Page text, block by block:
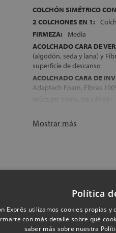
COLCHÓN SIMÉTRICO
2 COLCHONES EN 1:
FIRMEZA:
Media
ACOLCHADO CARA DE
(algodón, seda y lana) y
superficie de descanso
ACOLCHADO CARA DE
Adaptech Foam, Fibras
especial, desarrollado por
+/- 21 cm
Mostrar más
de 24 cm
Política
Exprés utilizamos cookies propias
con más detalle sobre qué
saber más sobre nuestra